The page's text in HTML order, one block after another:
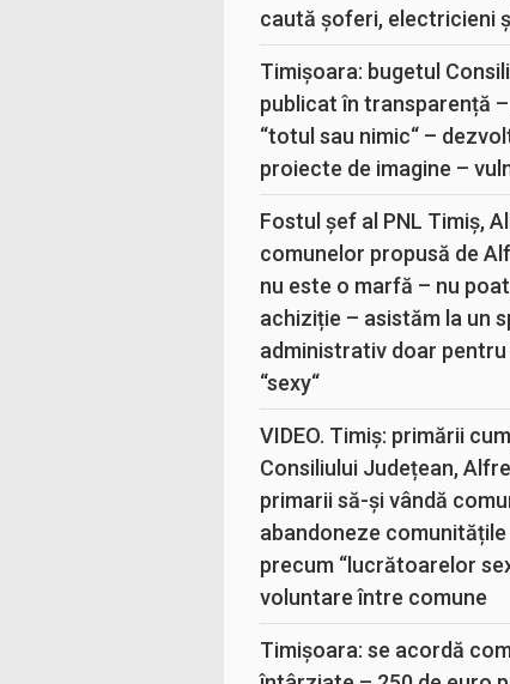
caută șoferi, electricieni
Timișoara: bugetul
publicat în transparență
“totul sau nimic“ –
proiecte de imagine –
Fostul șef al PNL Timiș,
comunelor propusă de
nu este o marfă – nu
achiziție – asistăm la un
administrativ doar
“sexy“
VIDEO. Timiș: primării
Consiliului Județean,
primarii să-și vândă
abandoneze
precum “lucrătoarelor
voluntare între comune
Timișoara: se acordă